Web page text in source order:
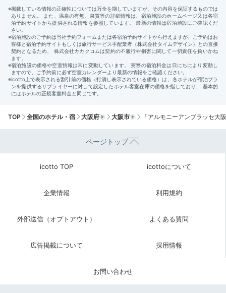
pusuke__o0
チェックアウトの準備が終わった後、最後にベッドの上
で写真を撮りました。ベッドがとても可愛らしかったの
で写真映えしました♡
+1
12:30
ホテルから梅田スカイビルまで徒
梅田スカイビル
TOP 全国のホテル・宿 大阪府 大阪市 「アルモニーアンブラッセ大
ページトップ
icotto TOP icottoについて
企業情報 利用規約
外部送信（オプトアウト） よくある質問
広告掲載について 採用情報
お問い合わせ